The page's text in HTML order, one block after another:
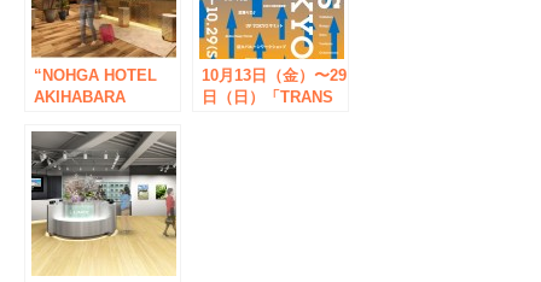
業
“NOHGA HOTEL
AKIHABARA
Hotel Akihabara
Tokyo) January 16,
2020 (Thursday)
reservation start,
July 1 (Wed)
opening
10月13日（金）〜29
日（日）「TRANS